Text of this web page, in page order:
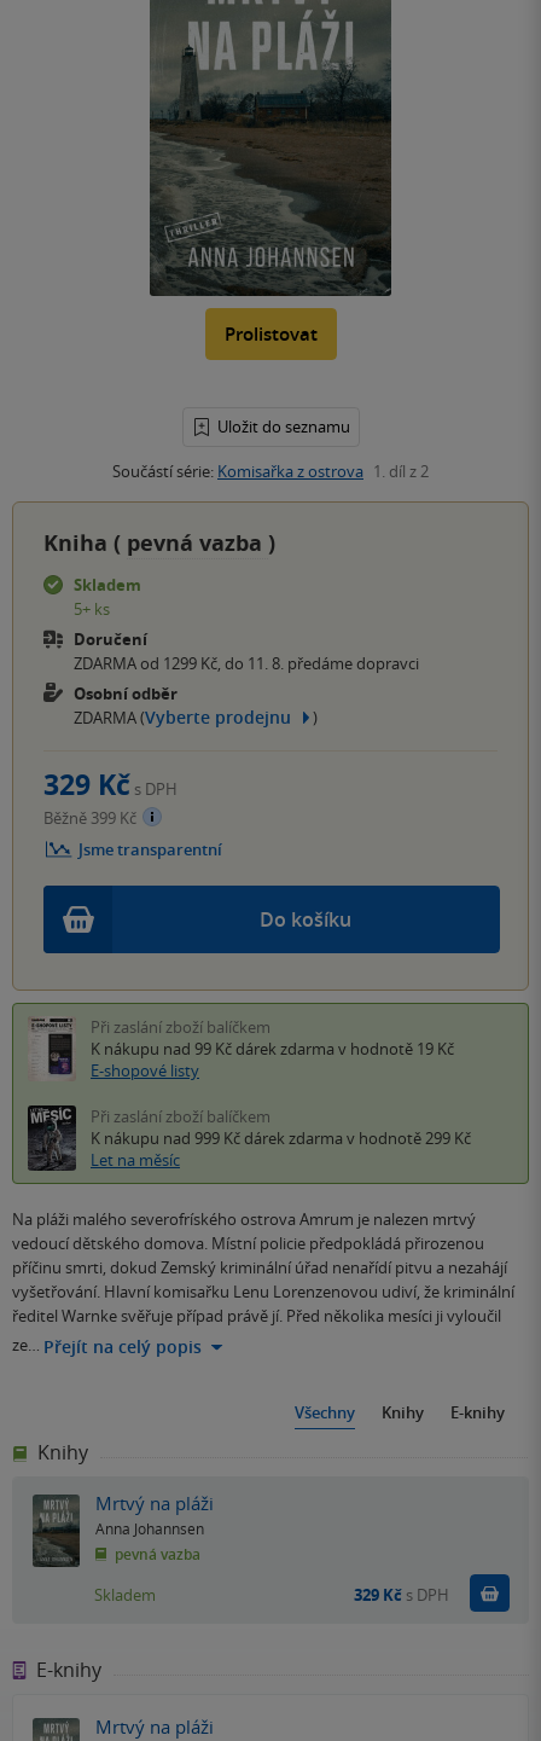
Prolistovat
Uložit do seznamu
Součástí série: Komisařka z ostrova 1. díl z 2
Kniha ( pevná vazba )
Skladem
5+ ks
Doručení
ZDARMA od 1299 Kč, do 11. 8. předáme dopravci
Osobní odběr
ZDARMA (Vyberte prodejnu )
Do košíku
329 Kč s DPH
Běžně 399 Kč
Jsme transparentní
Při zaslání zboží balíčkem
K nákupu nad 99 Kč dárek zdarma v hodnotě 19 Kč
E-shopové listy
Při zaslání zboží balíčkem
K nákupu nad 999 Kč dárek zdarma v hodnotě 299 Kč
Let na měsíc
Na pláži malého severofríského ostrova Amrum je nalezen mrtvý
vedoucí dětského domova. Místní policie předpokládá přirozenou
příčinu smrti, dokud Zemský kriminální úřad nenařídí pitvu a nezahájí
vyšetřování. Hlavní komisařku Lenu Lorenzenovou udiví, že kriminální
ředitel Warnke svěřuje případ právě jí. Před několika mesíci ji vyloučil
ze… Přejít na celý popis
Všechny Knihy E-knihy
Knihy
Mrtvý na pláži
Anna Johannsen
pevná vazba
Skladem 329 Kč s DPH
E-knihy
Mrtvý na pláži